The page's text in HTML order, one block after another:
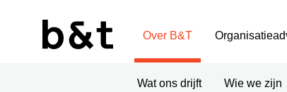
Over B&T
Wat ons drijft Wie we zijn